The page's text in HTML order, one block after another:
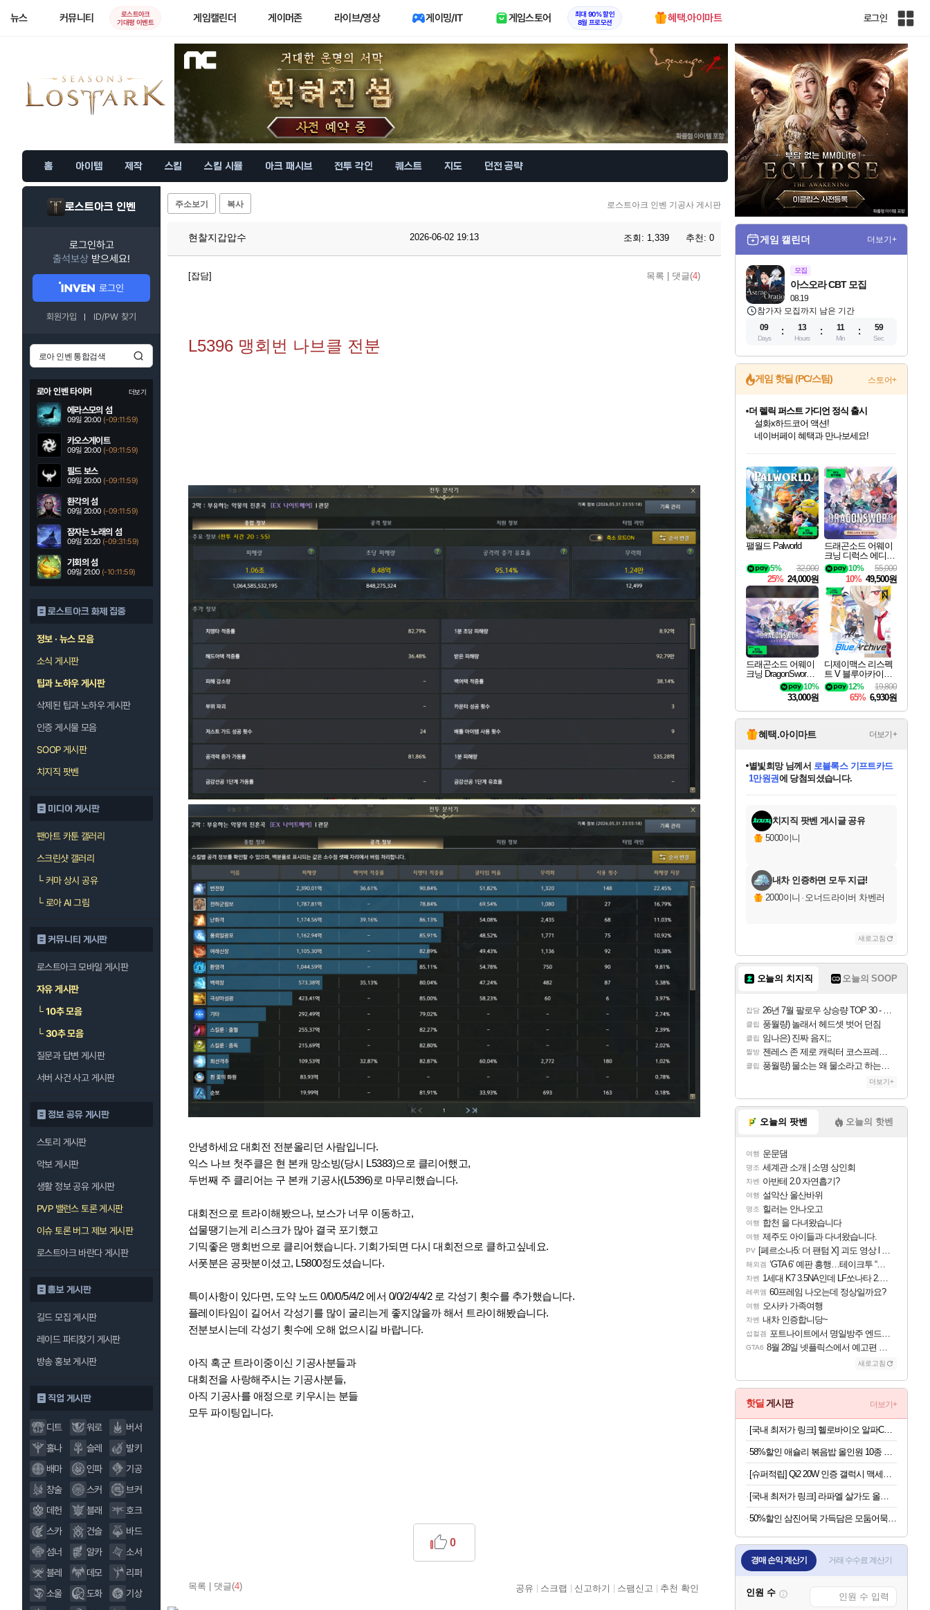
뉴스 커뮤니티
로스트아크
기대평 이벤트
게임캘린더 게이머존 라이브/영상 게이밍/IT 게임스토어
최대 90% 할인
8월 프로모션
혜택.아이마트 로그인
인
전
체
사
이
트
맵
홈 아이템 제작 스킬 스킬 시뮬 아크 패시브 전투 각인 퀘스트 지도 던전 공략
로스트아크 인벤
로그인하고
출석보상 받으세요!
로그인
회원가입 ID/PW 찾기
로아 인벤 타이머 더보기
에라스모의 섬
09일 20:00 (-09:11:58)
카오스게이트
09일 20:00 (-09:11:58)
필드 보스
09일 20:00 (-09:11:58)
환각의 섬
09일 20:00 (-09:11:58)
잠자는 노래의 섬
09일 20:20 (-09:31:58)
기회의 섬
09일 21:00 (-10:11:58)
로스트아크 화제 집중
정보 · 뉴스 모음
소식 게시판
팁과 노하우 게시판
삭제된 팁과 노하우 게시판
인증 게시물 모음
SOOP 게시판
치지직 팟벤
미디어 게시판
팬아트 카툰 갤러리
스크린샷 갤러리
└커마 상시 공유
└로아 AI 그림
커뮤니티 게시판
로스트아크 모바일 게시판
자유 게시판
└10추 모음
└30추 모음
질문과 답변 게시판
서버 사건 사고 게시판
정보 공유 게시판
스토리 게시판
악보 게시판
생활 정보 공유 게시판
PVP 밸런스 토론 게시판
이슈 토론 버그 제보 게시판
로스트아크 바란다 게시판
홍보 게시판
길드 모집 게시판
레이드 파티찾기 게시판
방송 홍보 게시판
직업 게시판
디트 워로
버서
홀나
슬레
발키
배마
인파
기공
창술
스커
브커
데헌
블래
호크
스카
건슬
바드
섬너
알카
소서
블레
데모
리퍼
소울
도화
기상
주소보기 복사 로스트아크 인벤 기공사 게시판
현찰지갑압수 2026-06-02 19:13 조회: 1,339 추천: 0
[잡담] 목록 댓글(4)
L5396 맹회번 나브클 전분
안녕하세요 대회전 전분올리던 사람입니다.
익스 나브 첫주클은 현 본캐 망소빙(당시 L5383)으로 클리어했고,
두번째 주 클리어는 구 본캐 기공사(L5396)로 마무리했습니다.
대회전으로 트라이해봤으나, 보스가 너무 이동하고,
섭물땡기는게 리스크가 많아 결국 포기했고
기믹좋은 맹회번으로 클리어했습니다. 기회가되면 다시 대회전으로 클하고싶네요.
서폿분은 공팟분이셨고, L5800정도셨습니다.
특이사항이 있다면, 도약 노드 0/0/0/5/4/2 에서 0/0/2/4/4/2 로 각성기 횟수를 추가했습니다.
플레이타임이 길어서 각성기를 많이 굴리는게 좋지않을까 해서 트라이해봤습니다.
전분보시는데 각성기 횟수에 오해 없으시길 바랍니다.
아직 혹군 트라이중이신 기공사분들과
대회전을 사랑해주시는 기공사분들,
아직 기공사를 애정으로 키우시는 분들
모두 파이팅입니다.
목록 | 댓글(4)
0
공유 스크랩 신고하기 스팸신고 추천 확인
게임 캘린더 더보기+
모집
08.19
아스오라 CBT 모집
참가자 모집까지 남은 기간
09
Days
13
Hours
11
Min
57
Sec
게임 핫딜 (PC/스팀) 스토어+
최대 90% 할인가를 만나보세요!
네이버혜택과 함께 만나보세요!
50%할인&추가 적립까지!
네이버 포인트 혜택까지!
이니&베니 혜택까지!
네이버 혜택가와 함께 예약하세요!
할인&네이버혜택으로 만나보세요!
더 렐릭 퍼스트 가디언 정식 출시
설화x하드코어 액션!
네이버페이 혜택과 만나보세요!
40주년 프로모션으로 만나보세요!
할인가에 만나보세요!
일부 에디션 상시 할인!
혜택으로 예약 판매 중
편안하게 충전하세요
팰월드 Palworld
32,000
5%
25% 24,000원
드래곤소드 어웨이
크닝 디럭스 에디션
DragonSword Awake
ning Deluxe Edition
55,000
10%
10% 49,500원
드래곤소드 어웨이
크닝 DragonSword A
10%
33,000원
디제이맥스 리스펙
트 V 블루아카이브
팩 DJMAX RESPE
CT V Blue Archive P
ack DLC
19,800
12%
65% 6,930원
혜택.아이마트 더보기+
교환.
당첨되셨습니다.
당첨되셨습니다.
당첨되셨습니다.
별빛희망님께서 로블록스 기프트카드
1만원권에 당첨되셨습니다.
당첨되셨습니다.
당첨되셨습니다.
당첨되셨습니다.
당첨되셨습니다.
에디션 (스팀코드)를 교환.
당첨되셨습니다.
치지직 팟벤 게시글 공유
5000이니
내차 인증하면 모두 지급!
2000이니 · 오너드라이버 차벤러
새로고침
오늘의 치지직 오늘의 SOOP
잡담 26년 7월 팔로우 상승량 TOP 30 - 월간 치지직
클립 풍월량) 놀래서 헤드셋 벗어 던짐
클립 임나은) 진짜 음지;;
짤방 젠레스 존 제로 캐릭터 코스프레한 꽁주
클립 풍월량) 물소는 왜 물소라고 하는거야? 아! 그만 ㅋㅋ 알았어 ㅋㅋ
더보기+
오늘의 팟벤 오늘의 핫벤
여행 운문댐
명조 세계관 소개 | 소명 상인회
차벤 아반테 2.0 자연흡기?
여행 설악산 울산바위
명조 힐러는 안나오고
여행 합천 을 다녀왔습니다
여행 제주도 아이들과 다녀왔습니다.
PV [페르소나5: 더 팬텀 X] 괴도 영상 l 타카마키 안·댄싱 스타
해외겜 ‘GTA 6’ 예판 흥행…테이크투 “내부 예상 크게 넘어”
차벤 1세대 K7 3.5NA인데 LF쏘나타 2.0NA 기변하면 유류비 절약이 얼마나 될까요..?
레퀴엠 60프레임 나오는데 정상일까요?
여행 오사카 가족여행
차벤 내차 인증합니당~
섭컬겜 포트나이트에서 명일방주 엔드필드 [펠리카] 판매 예정
GTA6 8월 28일 넷플릭스에서 예고편 공개 예정
새로고침
핫딜 게시판 더보기+
[국내 최저가 링크] 헬로바이오 알파CD 원데이핏 알파시글로덱스트린, 3g, 14포, 12개
50%할인 삼진어묵 가득담은 모둠어묵탕, 484g, 2개
경매 손익 계산기 거래 수수료 계산기
인원 수